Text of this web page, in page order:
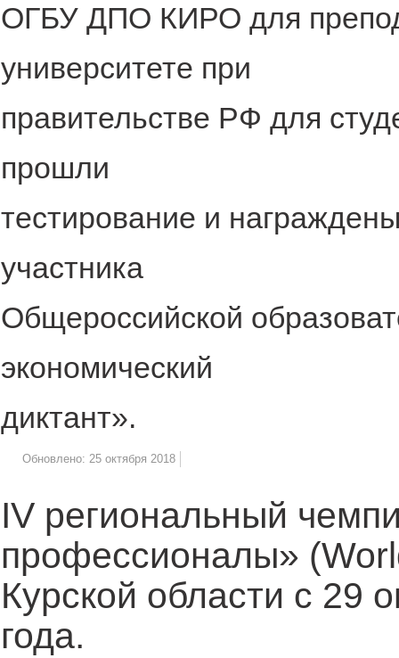
ОГБУ ДПО КИРО для
университете при
правительстве РФ для
прошли
тестирование и
участника
Общероссийской
экономический
диктант».
Обновлено: 25 октября 2018
IV региональный
профессионалы»
Курской области с 29
года.